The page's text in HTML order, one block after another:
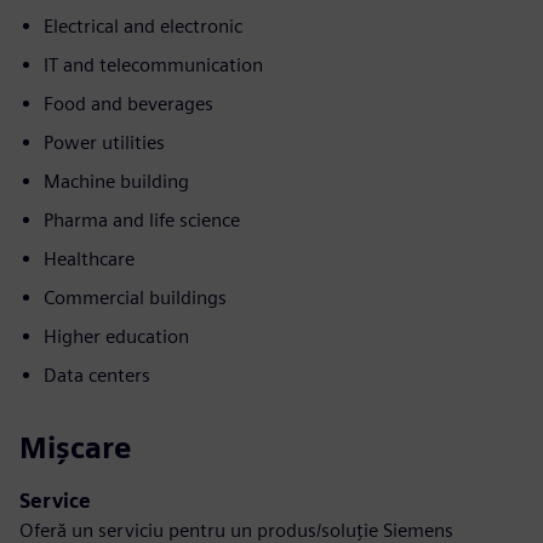
Electrical and electronic
IT and telecommunication
Food and beverages
Power utilities
Machine building
Pharma and life science
Healthcare
Commercial buildings
Higher education
Data centers
Mișcare
Service
Oferă un serviciu pentru un produs/soluție Siemens